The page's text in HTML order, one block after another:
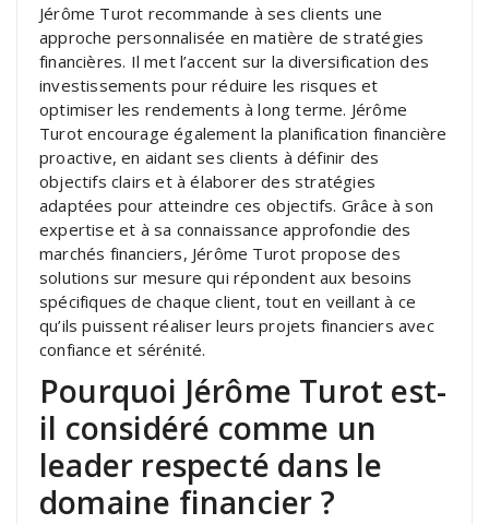
Jérôme Turot recommande à ses clients une
approche personnalisée en matière de stratégies
financières. Il met l’accent sur la diversification des
investissements pour réduire les risques et
optimiser les rendements à long terme. Jérôme
Turot encourage également la planification financière
proactive, en aidant ses clients à définir des
objectifs clairs et à élaborer des stratégies
adaptées pour atteindre ces objectifs. Grâce à son
expertise et à sa connaissance approfondie des
marchés financiers, Jérôme Turot propose des
solutions sur mesure qui répondent aux besoins
spécifiques de chaque client, tout en veillant à ce
qu’ils puissent réaliser leurs projets financiers avec
confiance et sérénité.
Pourquoi Jérôme Turot est-
il considéré comme un
leader respecté dans le
domaine financier ?